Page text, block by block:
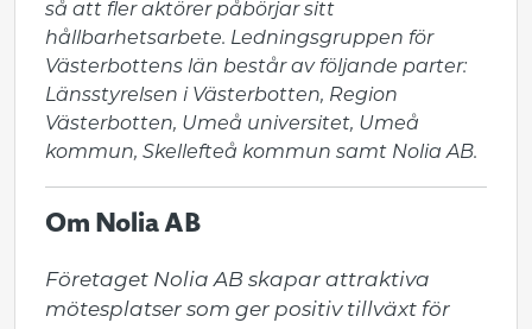
så att fler aktörer påbörjar sitt
hållbarhetsarbete. Ledningsgruppen för
Västerbottens län består av följande parter:
Länsstyrelsen i Västerbotten, Region
Västerbotten, Umeå universitet, Umeå
kommun, Skellefteå kommun samt Nolia AB.
Om Nolia AB
Företaget Nolia AB skapar attraktiva
mötesplatser som ger positiv tillväxt för